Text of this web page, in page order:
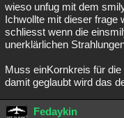
wieso unfug mit dem
Ichwollte mit dieser frage
schliesst wenn die
unerklärlichen
Muss einKornkreis für
damit geglaubt wird das
Fedaykin